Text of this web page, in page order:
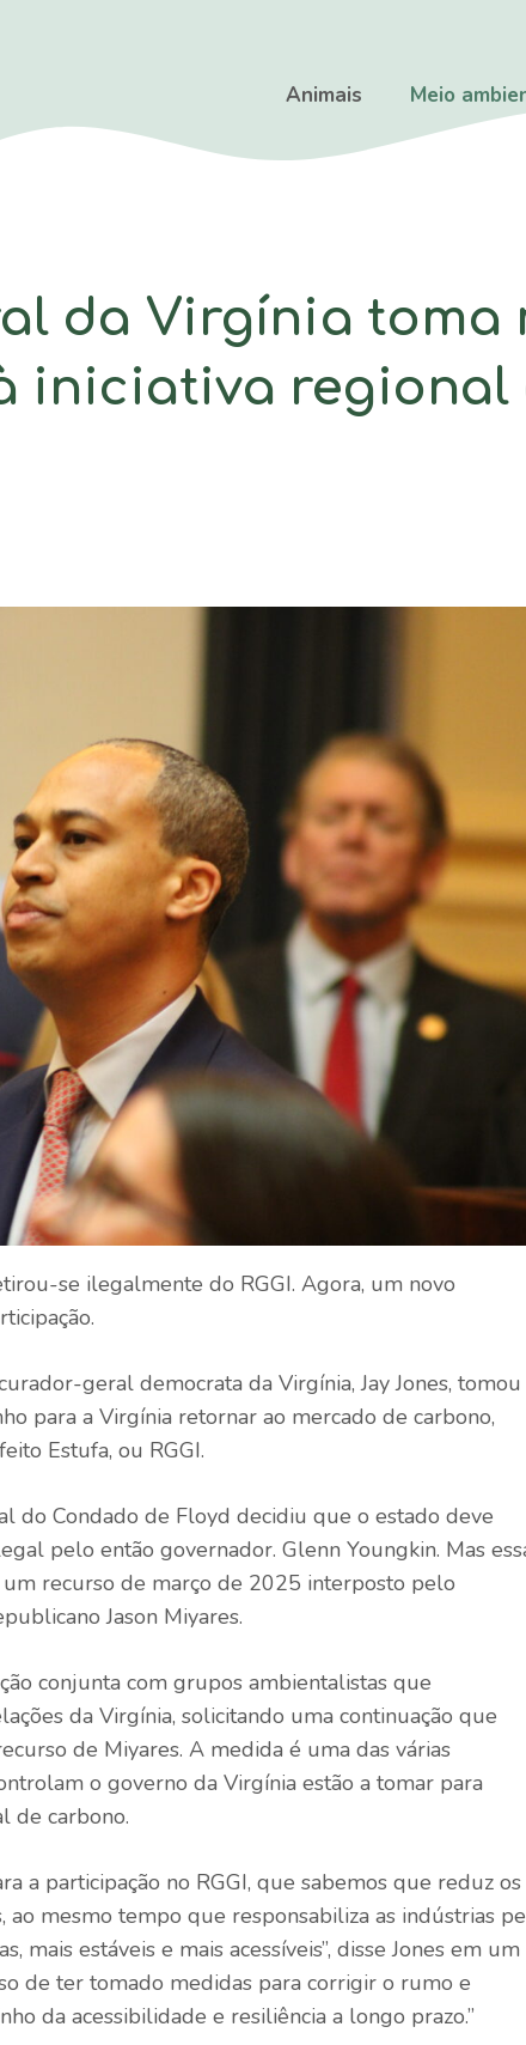
Animais Meio
da Virgínia toma
iniciativa regional
se ilegalmente do RGGI. Agora, um novo
geral democrata da Virgínia, Jay Jones, tomou
para a Virgínia retornar ao mercado de carbono,
Estufa, ou RGGI.
do Condado de Floyd decidiu que o estado deve
pelo então governador. Glenn Youngkin. Mas
recurso de março de 2025 interposto pelo
Jason Miyares.
conjunta com grupos ambientalistas que
da Virgínia, solicitando uma continuação que
de Miyares. A medida é uma das várias
o governo da Virgínia estão a tomar para
de carbono.
a participação no RGGI, que sabemos que reduz os
ao mesmo tempo que responsabiliza as indústrias
mais estáveis ​​​​e mais acessíveis”, disse Jones em um
de ter tomado medidas para corrigir o rumo e
da acessibilidade e resiliência a longo prazo.”